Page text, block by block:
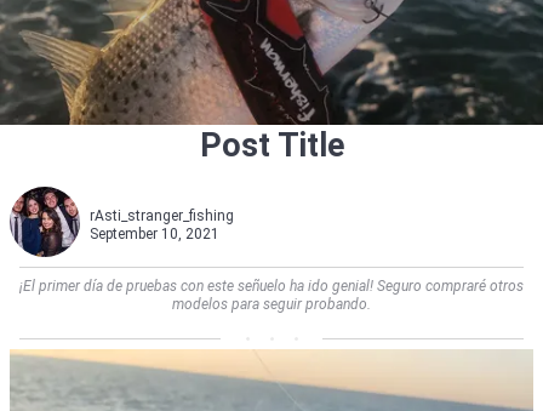
Post Title
rAsti_stranger_fishing
September 10, 2021
¡El primer día de pruebas con este señuelo ha ido genial! Seguro compraré otros
modelos para seguir probando.